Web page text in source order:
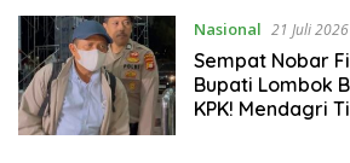
Nasional 21 Juli 2026
Sempat Nobar
Bupati Lombok
KPK! Mendagri